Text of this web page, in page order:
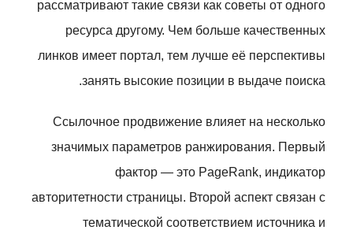
рассматривают такие связи как советы от одного
ресурса другому. Чем больше качественных
линков имеет портал, тем лучше её перспективы
занять высокие позиции в выдаче поиска.
Ссылочное продвижение влияет на несколько
значимых параметров ранжирования. Первый
фактор — это PageRank, индикатор
авторитетности страницы. Второй аспект связан с
тематической соответствием источника и